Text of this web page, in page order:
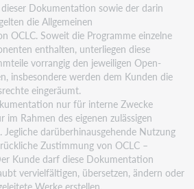
Dokumentation sowie der darin
die Allgemeinen
OCLC. Soweit die Programme einzelne
enthalten, unterliegen diese
vorrangig den jeweiligen Open-
insbesondere werden dem Kunden die
eingeräumt.
nur für interne Zwecke
im Rahmen des eigenen zulässigen
Jegliche darüberhinausgehende Nutzung
Zustimmung von OCLC –
Kunde darf diese Dokumentation
vervielfältigen, übersetzen, ändern oder